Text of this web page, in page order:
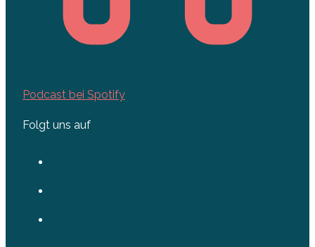
Podcast bei Spotify
Folgt uns auf